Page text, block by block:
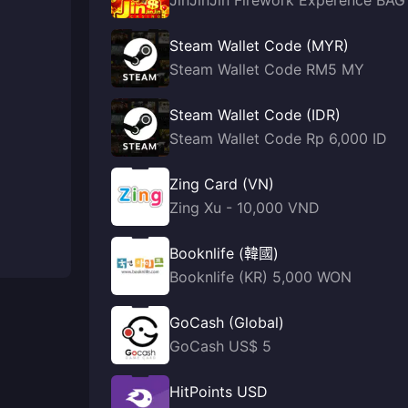
Steam Wallet Code (MYR)
Steam Wallet Code RM5 MY
Steam Wallet Code (IDR)
Steam Wallet Code Rp 6,000 ID
Zing Card (VN)
Zing Xu - 10,000 VND
Booknlife (韓國)
Booknlife (KR) 5,000 WON
GoCash (Global)
GoCash US$ 5
HitPoints USD